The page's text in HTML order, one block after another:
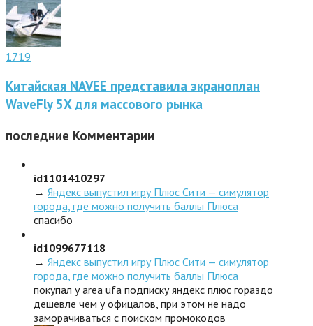
1719
Китайская NAVEE представила экраноплан
WaveFly 5X для массового рынка
последние Комментарии
id1101410297
→ Яндекс выпустил игру Плюс Сити — симулятор
города, где можно получить баллы Плюса
спасибо
id1099677118
→ Яндекс выпустил игру Плюс Сити — симулятор
города, где можно получить баллы Плюса
покупал у area ufa подписку яндекс плюс гораздо
дешевле чем у офицалов, при этом не надо
заморачиваться с поиском промокодов